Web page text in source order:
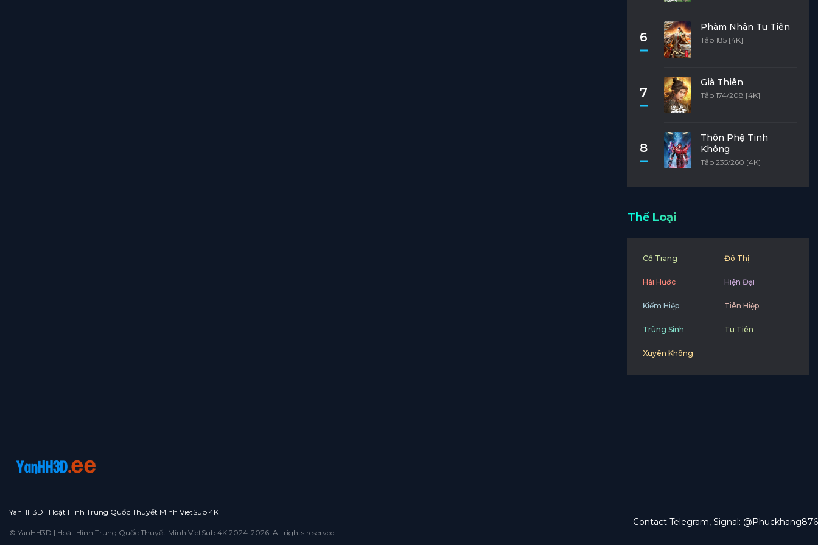
6
Phàm Nhân Tu Tiên
Tập 185 [4K]
7
Già Thiên
Tập 174/208 [4K]
8
Thôn Phệ Tinh
Không
Tập 235/260 [4K]
Thể Loại
Cổ Trang Đô Thị
Hài Hước Hiện Đại
Kiếm Hiệp Tiên Hiệp
Trùng Sinh Tu Tiên
Xuyên Không
YanHH3D | Hoạt Hình Trung Quốc Thuyết Minh VietSub 4K
Contact Telegram, Signal: @Phuckhang876
© YanHH3D | Hoạt Hình Trung Quốc Thuyết Minh VietSub 4K 2024-2026. All rights reserved.